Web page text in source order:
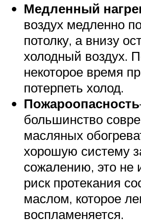
Медленный
воздух медленно
потолку, а внизу
холодный воздух.
некоторое время
потерпеть холод.
Пожароопасность
большинство
масляных
хорошую систему
сожалению, это не
риск протекания
маслом, которое
воспламеняется.